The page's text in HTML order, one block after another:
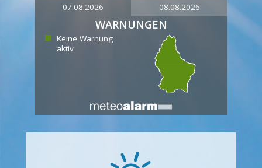
07.08.2026 08.08.2026
WARNUNGEN
Keine Warnung
aktiv